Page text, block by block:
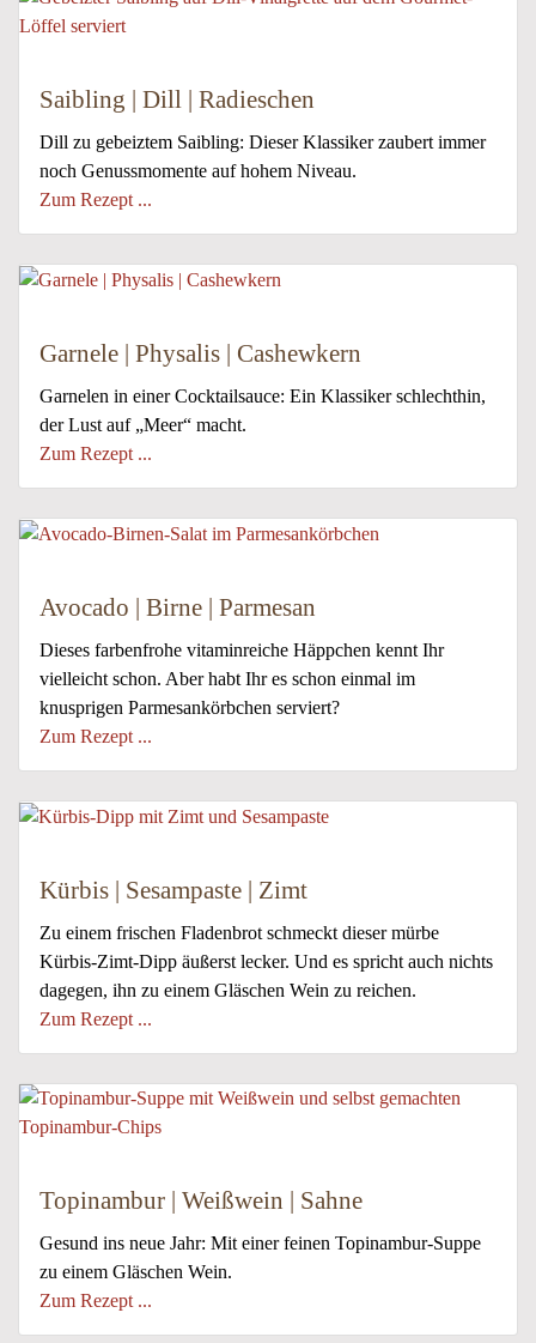
Saibling | Dill | Radieschen
Dill zu gebeiztem Saibling: Dieser Klassiker zaubert immer
noch Genussmomente auf hohem Niveau.
Zum Rezept ...
Garnele | Physalis | Cashewkern
Garnelen in einer Cocktailsauce: Ein Klassiker schlechthin,
der Lust auf „Meer“ macht.
Zum Rezept ...
Avocado | Birne | Parmesan
Dieses farbenfrohe vitaminreiche Häppchen kennt Ihr
vielleicht schon. Aber habt Ihr es schon einmal im
knusprigen Parmesankörbchen serviert?
Zum Rezept ...
Kürbis | Sesampaste | Zimt
Zu einem frischen Fladenbrot schmeckt dieser mürbe
Kürbis-Zimt-Dipp äußerst lecker. Und es spricht auch nichts
dagegen, ihn zu einem Gläschen Wein zu reichen.
Zum Rezept ...
Topinambur | Weißwein | Sahne
Gesund ins neue Jahr: Mit einer feinen Topinambur-Suppe
zu einem Gläschen Wein.
Zum Rezept ...